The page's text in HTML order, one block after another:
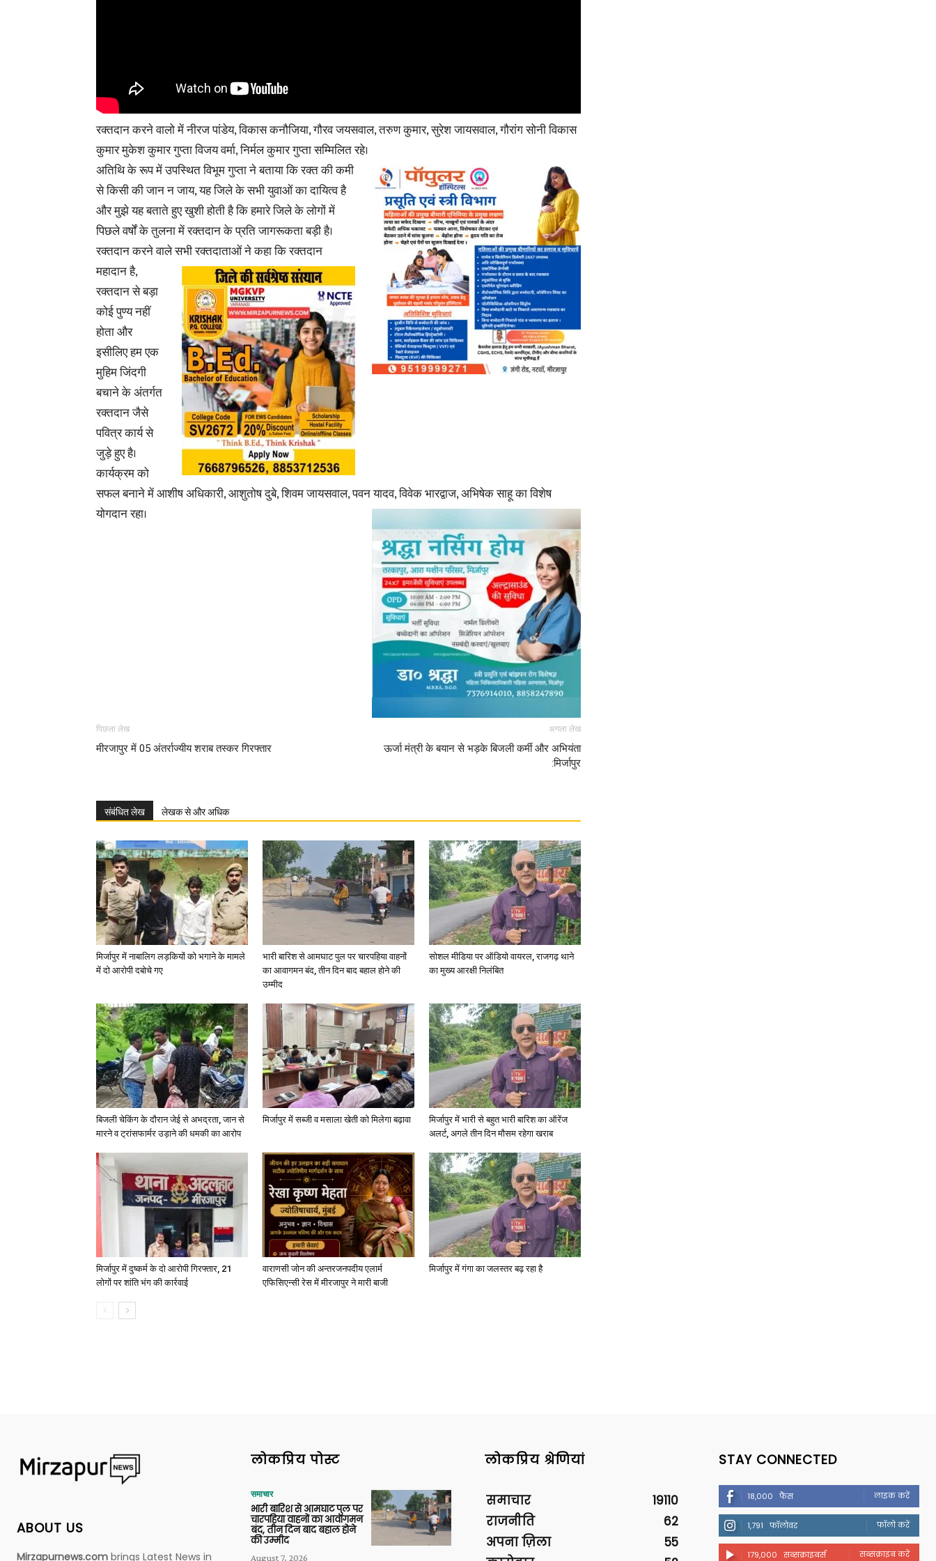
Paper
रक्तदान करने वालो में नीरज पांडेय, विकास कनौजिया, गौरव जयसवाल, तरुण कुमार, सुरेश जायसवाल, गौरांग सोनी विकास
कुमार मुकेश कुमार गुप्ता विजय वर्मा, निर्मल कुमार गुप्ता सम्मिलित रहे।
अतिथि के रूप में उपस्थित विभूम गुप्ता ने बताया कि रक्त की कमी
से किसी की जान न जाय, यह जिले के सभी युवाओं का दायित्व है
और मुझे यह बताते हुए खुशी होती है कि हमारे जिले के लोगों में
पिछले वर्षों के तुलना में रक्तदान के प्रति जागरूकता बड़ी है।
रक्तदान करने वाले सभी रक्तदाताओं ने कहा कि रक्तदान
महादान है,
रक्तदान से बड़ा
कोई पुण्य नहीं
होता और
इसीलिए हम एक
मुहिम जिंदगी
बचाने के अंतर्गत
रक्तदान जैसे
पवित्र कार्य से
जुड़े हुए है।
कार्यक्रम को
सफल बनाने में आशीष अधिकारी, आशुतोष दुबे, शिवम जायसवाल, पवन यादव, विवेक भारद्वाज, अभिषेक साहू का विशेष
योगदान रहा।
पिछला लेख
मीरजापुर में 05 अंतर्राज्यीय शराब तस्कर गिरफ्तार
अगला लेख
ऊर्जा मंत्री के बयान से भड़के बिजली कर्मी और अभियंता
:मिर्जापुर
संबंधित लेख लेखक से और अधिक
मिर्जापुर में नाबालिग लड़कियों को भगाने के मामले
में दो आरोपी दबोचे गए
भारी बारिश से आमघाट पुल पर चारपहिया वाहनों
का आवागमन बंद, तीन दिन बाद बहाल होने की
उम्मीद
सोशल मीडिया पर ऑडियो वायरल, राजगढ़ थाने
का मुख्य आरक्षी निलंबित
बिजली चेकिंग के दौरान जेई से अभद्रता, जान से
मारने व ट्रांसफार्मर उड़ाने की धमकी का आरोप
मिर्जापुर में सब्जी व मसाला खेती को मिलेगा बढ़ावा
मिर्जापुर में भारी से बहुत भारी बारिश का ऑरेंज
अलर्ट, अगले तीन दिन मौसम रहेगा खराब
मिर्जापुर में दुष्कर्म के दो आरोपी गिरफ्तार, 21
लोगों पर शांति भंग की कार्रवाई
वाराणसी जोन की अन्तरजनपदीय एलार्म
एफिसिएन्सी रेस में मीरजापुर ने मारी बाजी
मिर्जापुर में गंगा का जलस्तर बढ़ रहा है
ABOUT US
Mirzapurnews.com brings Latest News in
लोकप्रिय पोस्ट
समाचार
भारी बारिश से आमघाट पुल पर
चारपहिया वाहनों का आवागमन
बंद, तीन दिन बाद बहाल होने
की उम्मीद
August 7, 2026
लोकप्रिय श्रेणियां
समाचार
19110
राजनीति
62
अपना ज़िला
55
STAY CONNECTED
18,000 फैंस लाइक करें
1,791 फॉलोवर फॉलो करें
179,000 सब्सक्राइबर्स सब्सक्राइब करें